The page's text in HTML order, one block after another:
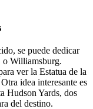
se puede dedicar
Williamsburg.
ver la Estatua de la
idea interesante es
Hudson Yards, dos
del destino.